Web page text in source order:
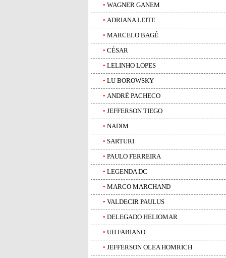
• WAGNER GANEM
• ADRIANA LEITE
• MARCELO BAGÉ
• CÉSAR
• LELINHO LOPES
• LU BOROWSKY
• ANDRÉ PACHECO
• JEFFERSON TIEGO
• NADIM
• SARTURI
• PAULO FERREIRA
• LEGENDA DC
• MARCO MARCHAND
• VALDECIR PAULUS
• DELEGADO HELIOMAR
• UH FABIANO
• JEFFERSON OLEA HOMRICH